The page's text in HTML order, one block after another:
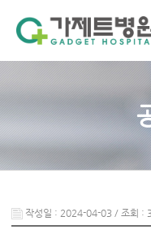
작성일 : 2024-04-03 / 조회 :